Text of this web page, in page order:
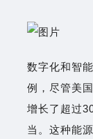
数字化和智
例，尽管美
增长了超过
当。这种能